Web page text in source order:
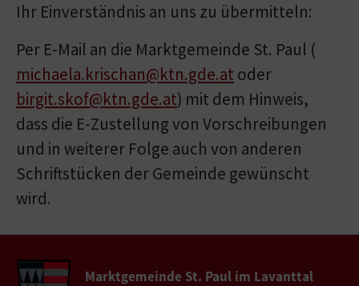
Ihr Einverständnis an uns zu übermitteln:
Per E-Mail an die Marktgemeinde St. Paul (
michaela.krischan@ktn.gde.at oder
birgit.skof@ktn.gde.at) mit dem Hinweis,
dass die E-Zustellung von Vorschreibungen
und in weiterer Folge auch von anderen
Schriftstücken der Gemeinde gewünscht
wird.
Marktgemeinde St. Paul im Lavanttal